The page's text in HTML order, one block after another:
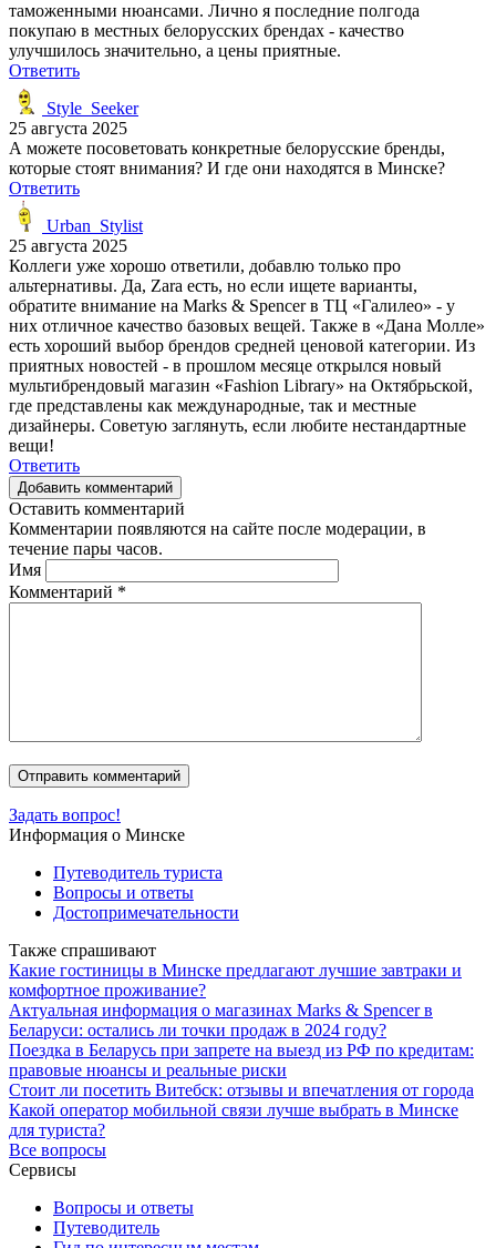
таможенными нюансами. Лично я последние полгода
покупаю в местных белорусских брендах - качество
улучшилось значительно, а цены приятные.
Ответить
Style_Seeker
25 августа 2025
А можете посоветовать конкретные белорусские бренды,
которые стоят внимания? И где они находятся в Минске?
Ответить
Urban_Stylist
25 августа 2025
Коллеги уже хорошо ответили, добавлю только про
альтернативы. Да, Zara есть, но если ищете варианты,
обратите внимание на Marks & Spencer в ТЦ «Галилео» - у
них отличное качество базовых вещей. Также в «Дана Молле»
есть хороший выбор брендов средней ценовой категории. Из
приятных новостей - в прошлом месяце открылся новый
мультибрендовый магазин «Fashion Library» на Октябрьской,
где представлены как международные, так и местные
дизайнеры. Советую заглянуть, если любите нестандартные
вещи!
Ответить
Добавить комментарий
Оставить комментарий
Комментарии появляются на сайте после модерации, в
течение пары часов.
Имя
Комментарий *
Задать вопрос!
Информация о Минске
Путеводитель туриста
Вопросы и ответы
Достопримечательности
Также спрашивают
Какие гостиницы в Минске предлагают лучшие завтраки и
комфортное проживание?
Актуальная информация о магазинах Marks & Spencer в
Беларуси: остались ли точки продаж в 2024 году?
Поездка в Беларусь при запрете на выезд из РФ по кредитам:
правовые нюансы и реальные риски
Стоит ли посетить Витебск: отзывы и впечатления от города
Какой оператор мобильной связи лучше выбрать в Минске
для туриста?
Все вопросы
Сервисы
Вопросы и ответы
Путеводитель